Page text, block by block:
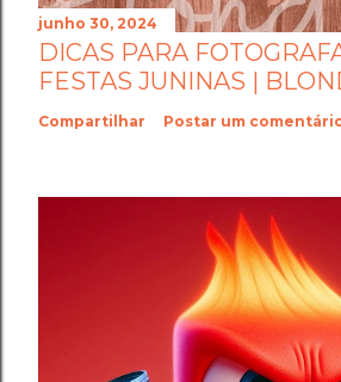
junho 30, 2024
DICAS PARA
FESTAS JUNINAS |
Compartilhar Postar um